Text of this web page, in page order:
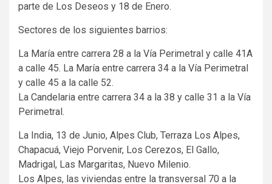
parte de Los Deseos y 18 de Enero.
Sectores de los siguientes barrios:
La María entre carrera 28 a la Vía Perimetral y calle 41A
a calle 45. La María entre carrera 34 a la Vía Perimetral
y calle 45 a la calle 52.
La Candelaria entre carrera 34 a la 38 y calle 31 a la Vía
Perimetral.
La India, 13 de Junio, Alpes Club, Terraza Los Alpes,
Chapacuá, Viejo Porvenir, Los Cerezos, El Gallo,
Madrigal, Las Margaritas, Nuevo Milenio.
Los Alpes, las viviendas entre la transversal 70 a la